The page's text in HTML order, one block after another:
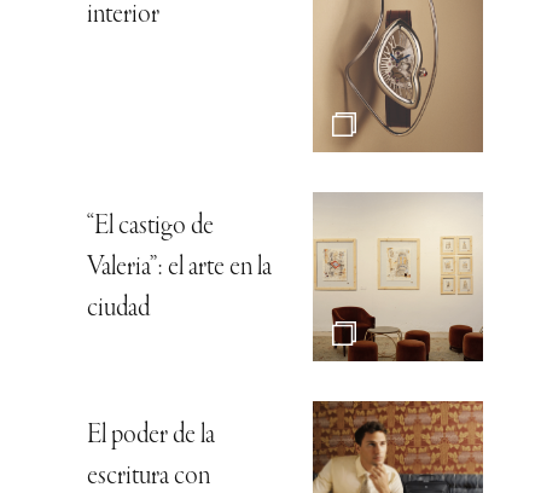
interior
“El castigo de
Valeria”: el arte en la
ciudad
El poder de la
escritura con